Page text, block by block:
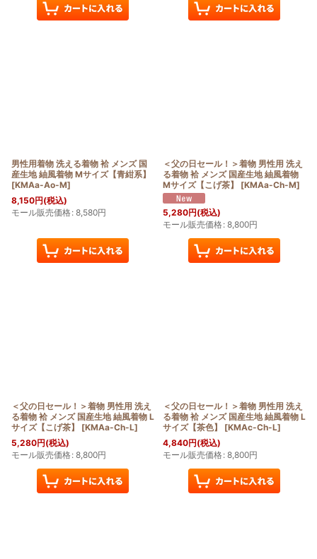
男性用着物 洗える着物 袷 メンズ 国
産生地 紬風着物 Mサイズ【青紺系】
[KMAa-Ao-M]
8,150円(税込)
モール販売価格: 8,580円
＜父の日セール！＞着物 男性用 洗え
る着物 袷 メンズ 国産生地 紬風着物
Mサイズ【こげ茶】
[KMAa-Ch-M]
5,280円(税込)
モール販売価格: 8,800円
＜父の日セール！＞着物 男性用 洗え
る着物 袷 メンズ 国産生地 紬風着物 L
サイズ【こげ茶】
[KMAa-Ch-L]
5,280円(税込)
モール販売価格: 8,800円
＜父の日セール！＞着物 男性用 洗え
る着物 袷 メンズ 国産生地 紬風着物 L
サイズ【茶色】
[KMAc-Ch-L]
4,840円(税込)
モール販売価格: 8,800円